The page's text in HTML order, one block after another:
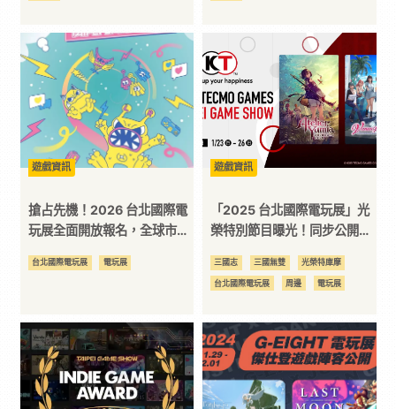
｜
3C
科
技
全
方
位
資
遊戲資訊
搶占先機！2026 台北國際電
玩展全面開放報名，全球市場
台北國際電玩展 電玩展
遊戲資訊
「2025 台北國際電玩展」光
榮特別節目曝光！同步公開販
三國志 三國無雙 光榮特庫摩
台北國際電玩展 周邊 電玩展